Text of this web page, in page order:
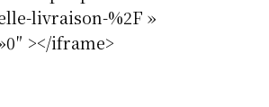
livraison-%2F »
></iframe>